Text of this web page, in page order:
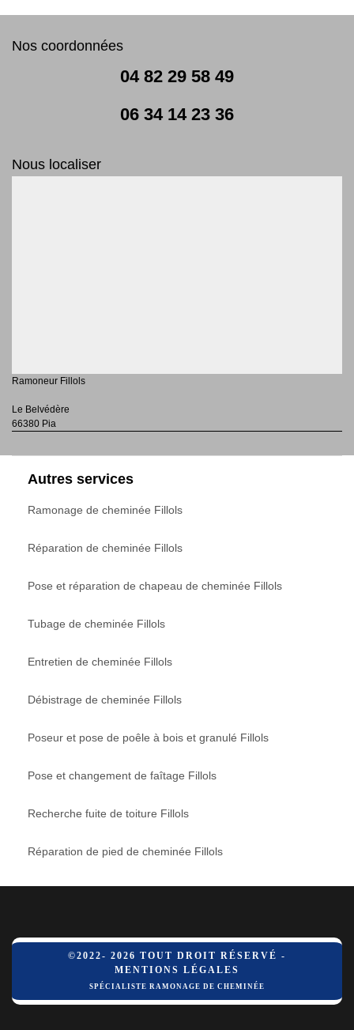
Nos coordonnées
04 82 29 58 49
06 34 14 23 36
Nous localiser
Ramoneur Fillols
Le Belvédère
66380 Pia
Autres services
Ramonage de cheminée Fillols
Réparation de cheminée Fillols
Pose et réparation de chapeau de cheminée Fillols
Tubage de cheminée Fillols
Entretien de cheminée Fillols
Débistrage de cheminée Fillols
Poseur et pose de poêle à bois et granulé Fillols
Pose et changement de faîtage Fillols
Recherche fuite de toiture Fillols
Réparation de pied de cheminée Fillols
©2022- 2026 TOUT DROIT RÉSERVÉ -
MENTIONS LÉGALES
SPÉCIALISTE RAMONAGE DE CHEMINÉE